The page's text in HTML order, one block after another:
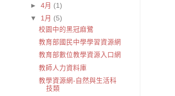
►4月 (1)
▼ 1月 (5)
校園中的黑冠麻鷺
教育部國民中學學習資源網
教育部數位教學資源入口網
教師人力資料庫
教學資源網-自然與生活科
技類